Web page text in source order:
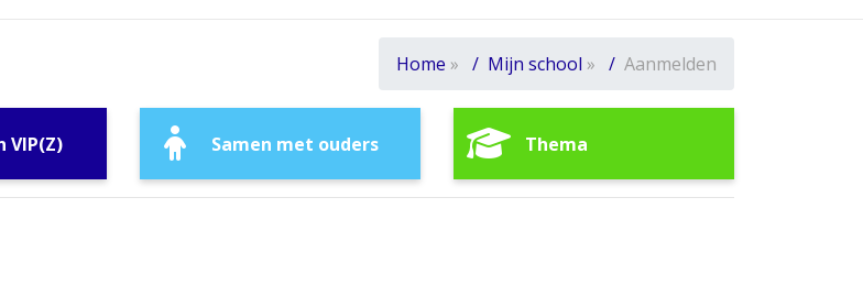
Home » Mijn school » Aanmelden
VIP(Z) Samen met ouders Thema